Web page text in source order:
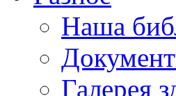
Наша
Галерея